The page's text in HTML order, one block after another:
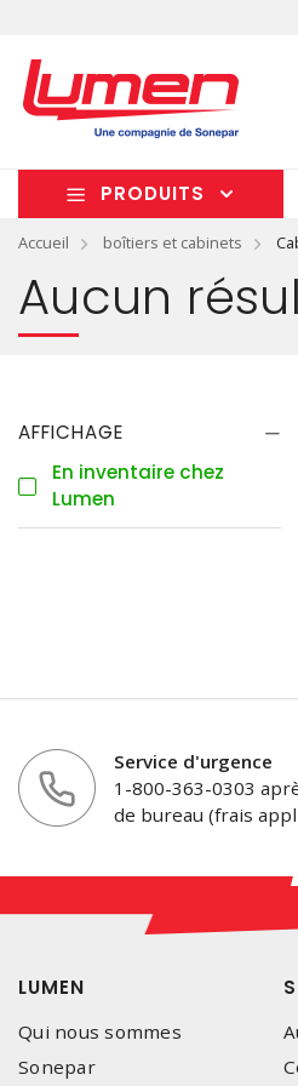
PRODUITS
Accueil boîtiers et cabinets
Aucun
AFFICHAGE
En inventaire chez
Lumen
Service d'urgence
1-800-363-0303
de bureau (frais
LUMEN
Qui nous sommes
Sonepar